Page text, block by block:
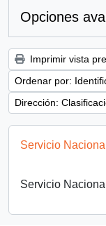
Opciones
Imprimir vista
Ordenar por:
Dirección:
Servicio
Servicio